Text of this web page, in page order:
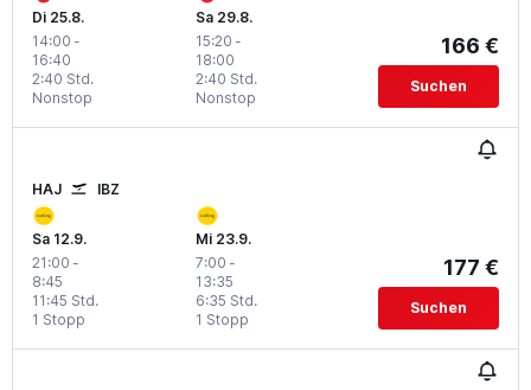
Di 25.8.
14:00 -
16:40
Nonstop
2:40 Std.
Sa 29.8.
15:20 -
18:00
Nonstop
2:40 Std.
166 €
Suchen
HAJ IBZ
Sa 12.9.
21:00 -
8:45
1 Stopp
11:45 Std.
Mi 23.9.
7:00 -
13:35
1 Stopp
6:35 Std.
177 €
Suchen